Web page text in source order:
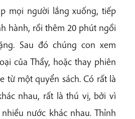
mọi người lắng xuống, tiếp
hành, rồi thêm 20 phút ngồi
Sau đó chúng con xem
của Thầy, hoặc thay phiên
từ một quyển sách. Có rất là
nhau, rất là thú vị, bởi vì
nước khác nhau. Thỉnh